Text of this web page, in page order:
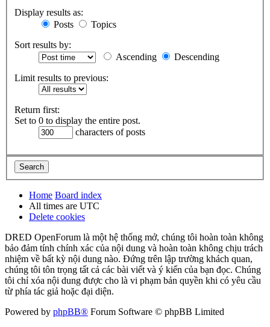
Display results as:
Posts
Topics
Sort results by:
Ascending
Descending
Limit results to previous:
Return first:
Set to 0 to display the entire post.
characters of posts
Home Board index
All times are UTC
Delete cookies
DRED OpenForum là một hệ thống mở, chúng tôi hoàn toàn không
bảo đảm tính chính xác của nội dung và hoàn toàn không chịu trách
nhiệm về bất kỳ nội dung nào. Đứng trên lập trường khách quan,
chúng tôi tôn trọng tất cả các bài viết và ý kiến của bạn đọc. Chúng
tôi chỉ xóa nội dung được cho là vi phạm bản quyền khi có yêu cầu
từ phía tác giả hoặc đại diện.
Powered by phpBB® Forum Software © phpBB Limited